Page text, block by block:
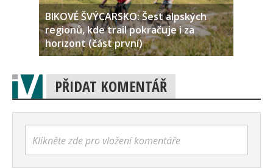
BIKOVÉ ŠVÝCARSKO: Šest alpských
regionů, kde trail pokračuje i za
horizont (část první)
PŘIDAT KOMENTÁŘ
Klikněte zde pro vložení komentáře